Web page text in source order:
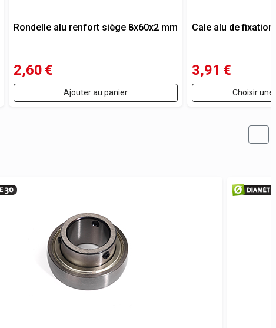
Rondelle alu renfort siège 8x60x2 mm
2,60 €
Ajouter au panier
Cale alu de
3,91 €
Choisir une